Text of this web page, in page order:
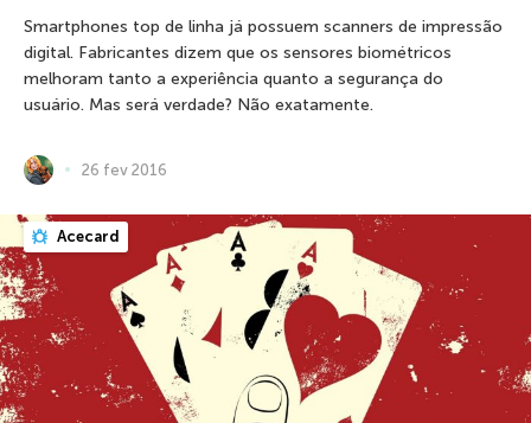
Smartphones top de linha já possuem scanners de impressão
digital. Fabricantes dizem que os sensores biométricos
melhoram tanto a experiência quanto a segurança do
usuário. Mas será verdade? Não exatamente.
26 fev 2016
Acecard